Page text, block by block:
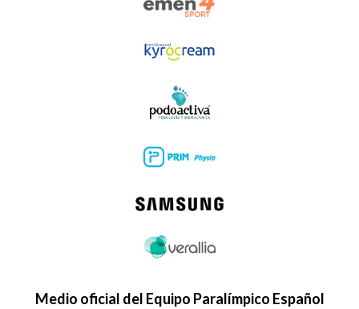
Medio oficial del Equipo Paralímpico Español